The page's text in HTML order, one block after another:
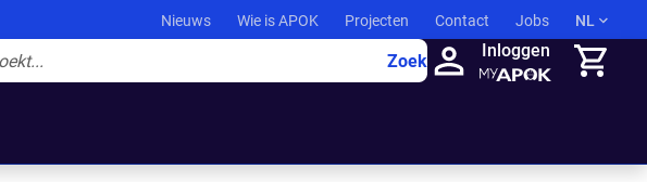
Nieuws Wie is APOK Projecten Contact Jobs NL
Zoek
Inloggen